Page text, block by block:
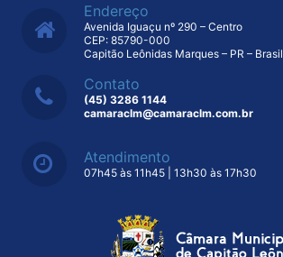
Endereço
Avenida Iguaçu nº 290 – Centro
CEP: 85790-000
Capitão Leônidas Marques – PR – Brasil
Contato
(45) 3286 1144
camaraclm@camaraclm.com.br
Atendimento
07h45 às 11h45 | 13h30 às 17h30